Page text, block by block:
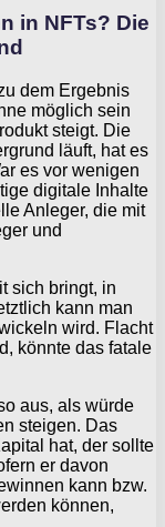
in NFTs? Die
dem Ergebnis
möglich sein
steigt. Die
läuft, hat es
es vor wenigen
digitale Inhalte
Anleger, die mit
und
sich bringt, in
kann man
wird. Flacht
könnte das fatale
aus, als würde
steigen. Das
hat, der sollte
er davon
kann bzw.
können,